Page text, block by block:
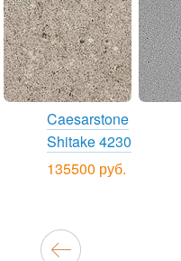
Caesarstone
Shitake 4230
135500 руб.